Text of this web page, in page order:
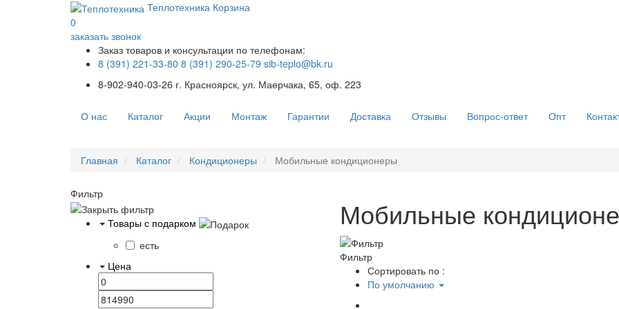
Теплотехника Корзина
0
заказать звонок
Заказ товаров и консультации по телефонам:
8 (391) 221-33-80 8 (391) 290-25-79 sib-teplo@bk.ru
8-902-940-03-26 г. Красноярск, ул. Маерчака, 65, оф. 223
О нас Каталог Акции Монтаж Гарантии Доставка Отзывы Вопрос-ответ Опт
Главная Каталог Кондиционеры Мобильные кондиционеры
Фильтр
Товары с подарком
есть
Цена
Мобильные
Фильтр
Сортировать по :
По умолчанию